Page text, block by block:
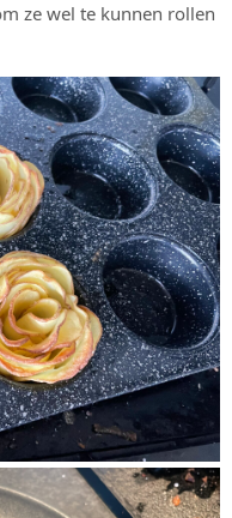
ze wel te kunnen rollen